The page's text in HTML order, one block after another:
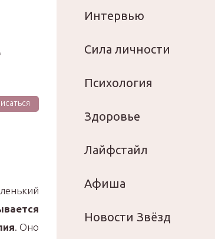
. Оно
Интервью
Сила личности
Психология
Здоровье
Лайфстайл
Афиша
Новости Звёзд